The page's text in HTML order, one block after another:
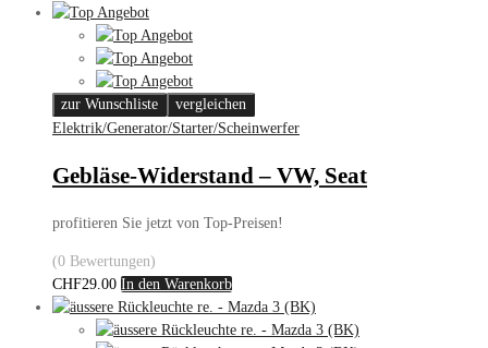
zur Wunschliste
vergleichen
Elektrik/Generator/Starter/Scheinwerfer
Gebläse-Widerstand – VW, Seat
profitieren Sie jetzt von Top-Preisen!
(0 Bewertungen)
CHF29.00 In den Warenkorb